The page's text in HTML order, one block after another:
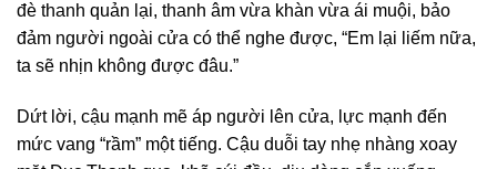
đè thanh quản lại, thanh âm vừa khàn vừa ái muội, bảo
đảm người ngoài cửa có thể nghe được, “Em lại liếm nữa,
ta sẽ nhịn không được đâu.”
Dứt lời, cậu mạnh mẽ áp người lên cửa, lực mạnh đến
mức vang “rầm” một tiếng. Cậu duỗi tay nhẹ nhàng xoay